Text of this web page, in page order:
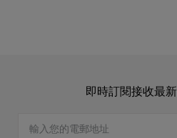
即時訂閱接收最